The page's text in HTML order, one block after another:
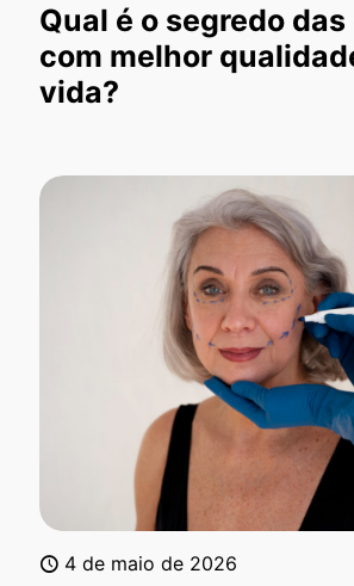
Qual é o segredo
com melhor
vida?
4 de maio de 2026